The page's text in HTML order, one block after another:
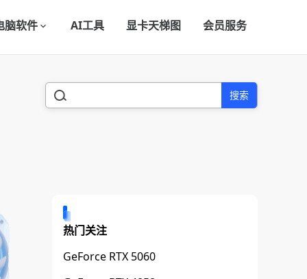
脑软件 AI工具 显卡天梯图 会员服务
搜索
热门关注
GeForce RTX 5060